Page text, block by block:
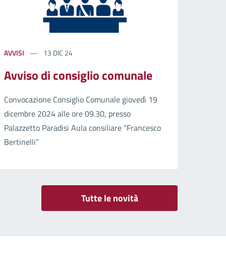
AVVISI 13 DIC 24
Avviso di consiglio comunale
Convocazione Consiglio Comunale giovedì 19
dicembre 2024 alle ore 09.30, presso
Palazzetto Paradisi Aula consiliare “Francesco
Bertinelli”
Tutte le novità